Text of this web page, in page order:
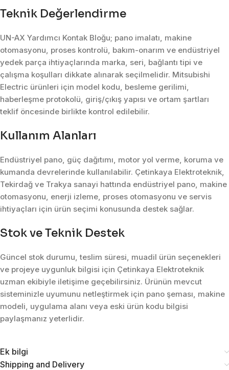
Teknik Değerlendirme
UN-AX Yardımcı Kontak Bloğu; pano imalatı, makine
otomasyonu, proses kontrolü, bakım-onarım ve endüstriyel
yedek parça ihtiyaçlarında marka, seri, bağlantı tipi ve
çalışma koşulları dikkate alınarak seçilmelidir. Mitsubishi
Electric ürünleri için model kodu, besleme gerilimi,
haberleşme protokolü, giriş/çıkış yapısı ve ortam şartları
teklif öncesinde birlikte kontrol edilebilir.
Kullanım Alanları
Endüstriyel pano, güç dağıtımı, motor yol verme, koruma ve
kumanda devrelerinde kullanılabilir. Çetinkaya Elektroteknik,
Tekirdağ ve Trakya sanayi hattında endüstriyel pano, makine
otomasyonu, enerji izleme, proses otomasyonu ve servis
ihtiyaçları için ürün seçimi konusunda destek sağlar.
Stok ve Teknik Destek
Güncel stok durumu, teslim süresi, muadil ürün seçenekleri
ve projeye uygunluk bilgisi için Çetinkaya Elektroteknik
uzman ekibiyle iletişime geçebilirsiniz. Ürünün mevcut
sisteminizle uyumunu netleştirmek için pano şeması, makine
modeli, uygulama alanı veya eski ürün kodu bilgisi
paylaşmanız yeterlidir.
Ek bilgi
Shipping and Delivery